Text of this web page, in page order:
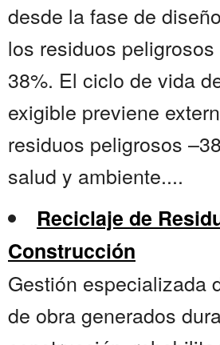
desde la fase de
los residuos
38%. El ciclo de vida
exigible previene
residuos peligrosos
salud y ambiente....
Reciclaje de
Construcción
Gestión especializada
de obra generados